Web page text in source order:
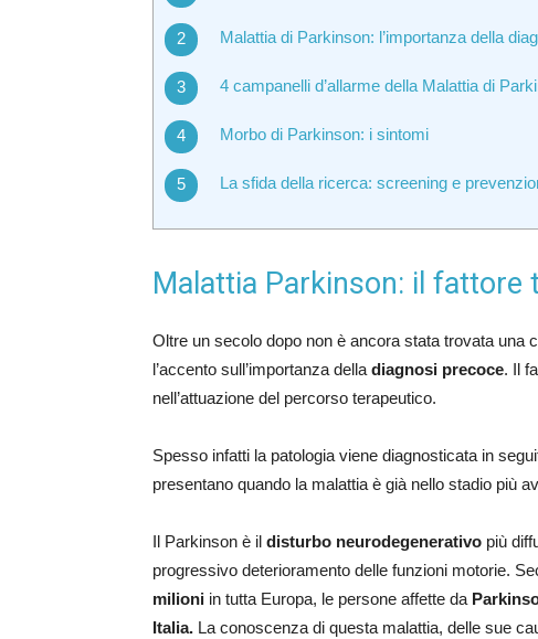
Malattia di Parkinson: l’importanza della
4 campanelli d’allarme della Malattia di
Morbo di Parkinson: i sintomi
La sfida della ricerca: screening e
Malattia Parkinson: il fattore
Oltre un secolo dopo non è ancora stata trovata una
l’accento sull’importanza della diagnosi precoce. Il
nell’attuazione del percorso terapeutico.
Spesso infatti la patologia viene diagnosticata in
presentano quando la malattia è già nello stadio più
Il Parkinson è il disturbo neurodegenerativo più
progressivo deterioramento delle funzioni motorie.
milioni in tutta Europa, le persone affette da
Italia. La conoscenza di questa malattia, delle sue